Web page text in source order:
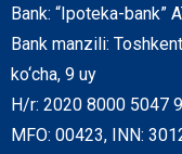
Bank: “Ipoteka-bank”
Bank manzili:
ko‘cha, 9 uy
H/r: 2020 8000 5047
MFO: 00423, INN: